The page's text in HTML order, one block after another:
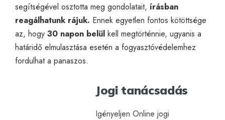
segítségével osztotta meg gondolatait, írásban
reagálhatunk rájuk. Ennek egyetlen fontos kötöttsége
az, hogy 30 napon belül kell megtörténnie, ugyanis a
határidő elmulasztása esetén a fogyasztóvédelemhez
fordulhat a panaszos.
Jogi tanácsadás
Igényeljen Online jogi